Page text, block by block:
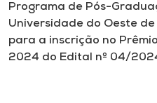
Cultura
CPA
Programa de Pós-
Universidade do Oeste
para a inscrição no
2024 do Edital nº 04/